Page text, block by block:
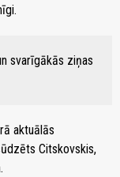
svarīgākās ziņas
aktuālās
Citskovskis,